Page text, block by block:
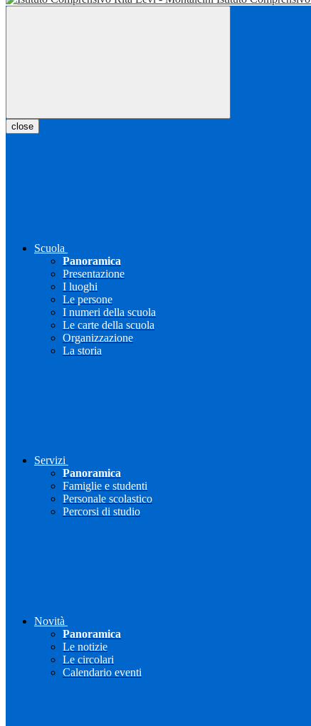
close
Scuola
Panoramica
Presentazione
I luoghi
Le persone
I numeri della scuola
Le carte della scuola
Organizzazione
La storia
Servizi
Panoramica
Famiglie e studenti
Personale scolastico
Percorsi di studio
Novità
Panoramica
Le notizie
Le circolari
Calendario eventi